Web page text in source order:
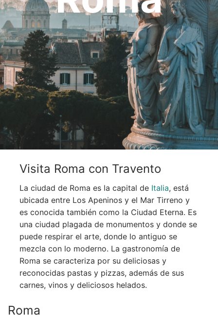
OCEANÍA
ORIENTE MEDIO
SUDAMÉRICA
Visita Roma con Travento
La ciudad de Roma es la capital de Italia, está
ubicada entre Los Apeninos y el Mar Tirreno y
es conocida también como la Ciudad Eterna. Es
una ciudad plagada de monumentos y donde se
puede respirar el arte, donde lo antiguo se
mezcla con lo moderno. La gastronomía de
Roma se caracteriza por su deliciosas y
reconocidas pastas y pizzas, además de sus
carnes, vinos y deliciosos helados.
Roma